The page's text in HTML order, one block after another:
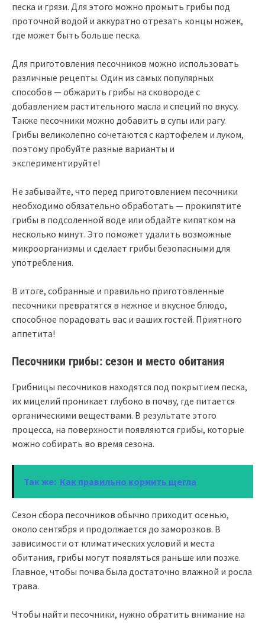
песка и грязи. Для этого можно промыть грибы под
проточной водой и аккуратно отрезать концы ножек,
где может быть больше песка.
Для приготовления песочников можно использовать
различные рецепты. Один из самых популярных
способов — обжарить грибы на сковороде с
добавлением растительного масла и специй по вкусу.
Также песочники можно добавить в супы или рагу.
Грибы великолепно сочетаются с картофелем и луком,
поэтому пробуйте разные варианты и
экспериментируйте!
Не забывайте, что перед приготовлением песочники
необходимо обязательно обработать — прокипятите
грибы в подсоленной воде или обдайте кипятком на
несколько минут. Это поможет удалить возможные
микроорганизмы и сделает грибы безопасными для
употребления.
В итоге, собранные и правильно приготовленные
песочники превратятся в нежное и вкусное блюдо,
способное порадовать вас и ваших гостей. Приятного
аппетита!
Песочники грибы: сезон и место обитания
Грибницы песочников находятся под покрытием песка,
их мицелий проникает глубоко в почву, где питается
органическими веществами. В результате этого
процесса, на поверхности появляются грибы, которые
можно собирать во время сезона.
Так же: Как правильно кормить щегла
Сезон сбора песочников обычно приходит осенью,
около сентября и продолжается до заморозков. В
зависимости от климатических условий и места
обитания, грибы могут появляться раньше или позже.
Главное, чтобы почва была достаточно влажной и росла
трава.
Чтобы найти песочники, нужно обратить внимание на